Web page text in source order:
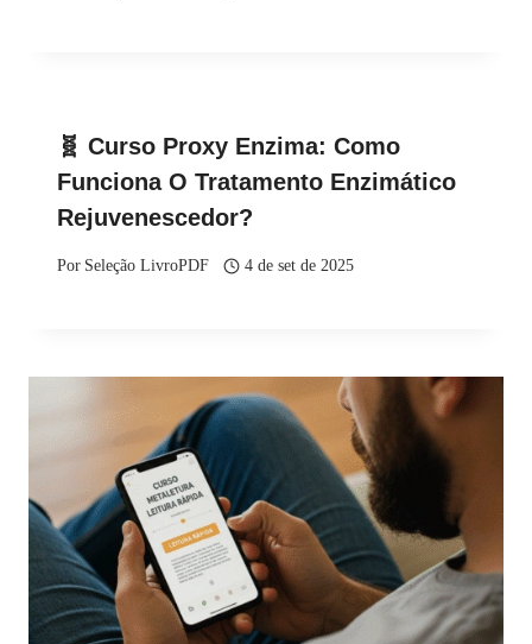
🧬 Curso Proxy Enzima: Como
Funciona O Tratamento Enzimático
Rejuvenescedor?
Por Seleção LivroPDF 4 de set de 2025